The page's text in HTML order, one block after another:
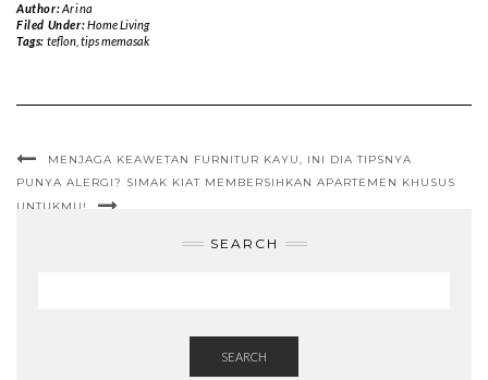
Author:Arina
Filed Under:Home Living
Tags: teflon, tips memasak
MENJAGA KEAWETAN FURNITUR KAYU, INI DIA TIPSNYA
PUNYA ALERGI? SIMAK KIAT MEMBERSIHKAN APARTEMEN KHUSUS
UNTUKMU!
SEARCH
SEARCH